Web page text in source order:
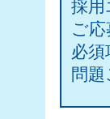
採
ご応
必
問題